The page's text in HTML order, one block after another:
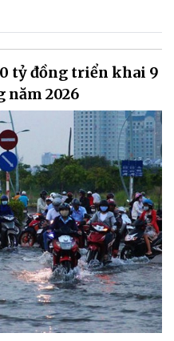
tỷ đồng triển khai 9
năm 2026